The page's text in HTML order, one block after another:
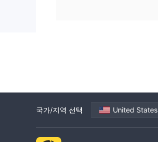
국가/지역 선택 United States